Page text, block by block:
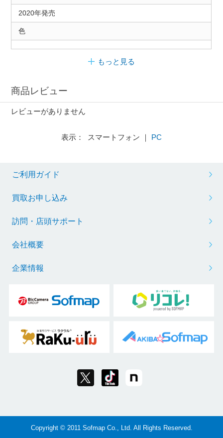
2020年発売
色
もっと見る
商品レビュー
レビューがありません
表示： スマートフォン ｜ PC
ご利用ガイド
買取お申し込み
訪問・店頭サポート
会社概要
企業情報
Copyright © 2011 Sofmap Co., Ltd. All Rights Reserved.